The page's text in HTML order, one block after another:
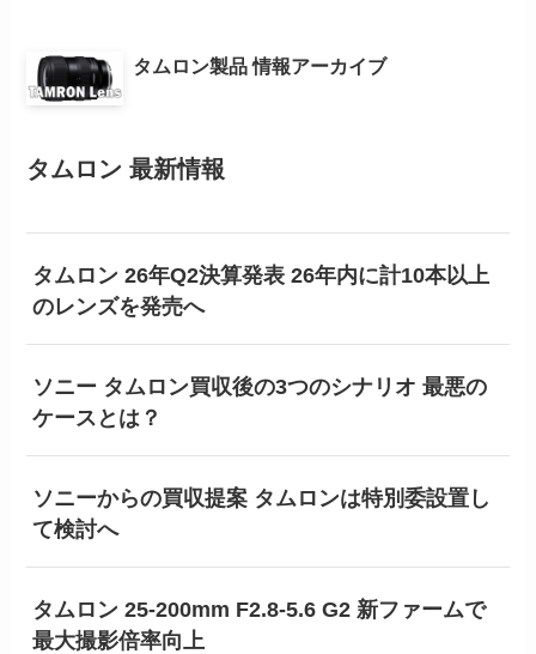
タムロン製品 情報アーカイブ
タムロン 最新情報
タムロン 26年Q2決算発表 26年内に計10本以上
のレンズを発売へ
ソニー タムロン買収後の3つのシナリオ 最悪の
ケースとは？
ソニーからの買収提案 タムロンは特別委設置し
て検討へ
タムロン 25-200mm F2.8-5.6 G2 新ファームで
最大撮影倍率向上